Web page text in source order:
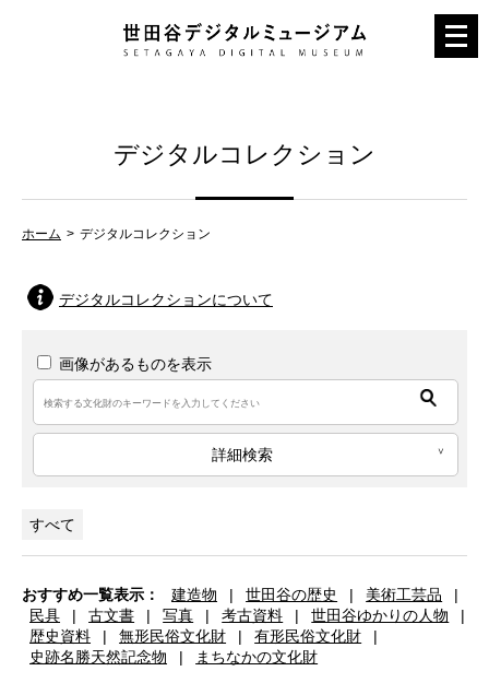
メ
ニ
デジタルコレクション
ホーム デジタルコレクション
デジタルコレクションについて
画像があるものを表示
詳細検索
すべて
おすすめ一覧表示： 建造物 | 世田谷の歴史 | 美術工芸品
|
民具
| 古文書 | 写真 | 考古資料 | 世田谷ゆかりの人物
|
歴史資料
| 無形民俗文化財 | 有形民俗文化財
|
史跡名勝天然記念物
| まちなかの文化財